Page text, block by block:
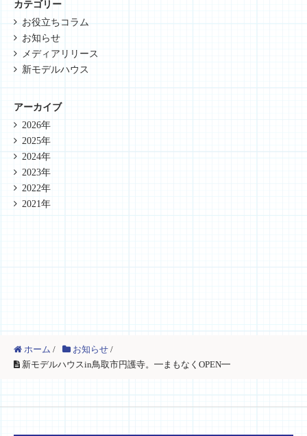
カテゴリー
お役立ちコラム
お知らせ
メディアリリース
新モデルハウス
アーカイブ
2026年
2025年
2024年
2023年
2022年
2021年
ホーム / お知らせ /
新モデルハウスin鳥取市円護寺。━まもなくOPEN━